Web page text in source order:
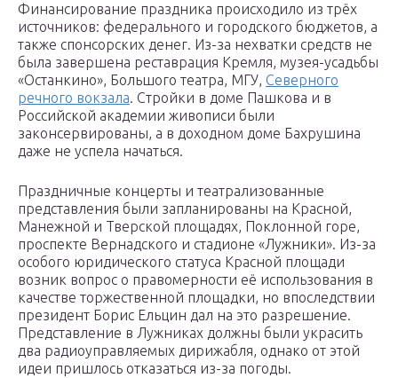
Финансирование праздника происходило из трёх
источников: федерального и городского бюджетов, а
также спонсорских денег. Из-за нехватки средств не
была завершена реставрация Кремля, музея-усадьбы
«Останкино», Большого театра, МГУ, Северного
речного вокзала. Стройки в доме Пашкова и в
Российской академии живописи были
законсервированы, а в доходном доме Бахрушина
даже не успела начаться.
Праздничные концерты и театрализованные
представления были запланированы на Красной,
Манежной и Тверской площадях, Поклонной горе,
проспекте Вернадского и стадионе «Лужники». Из-за
особого юридического статуса Красной площади
возник вопрос о правомерности её использования в
качестве торжественной площадки, но впоследствии
президент Борис Ельцин дал на это разрешение.
Представление в Лужниках должны были украсить
два радиоуправляемых дирижабля, однако от этой
идеи пришлось отказаться из-за погоды.